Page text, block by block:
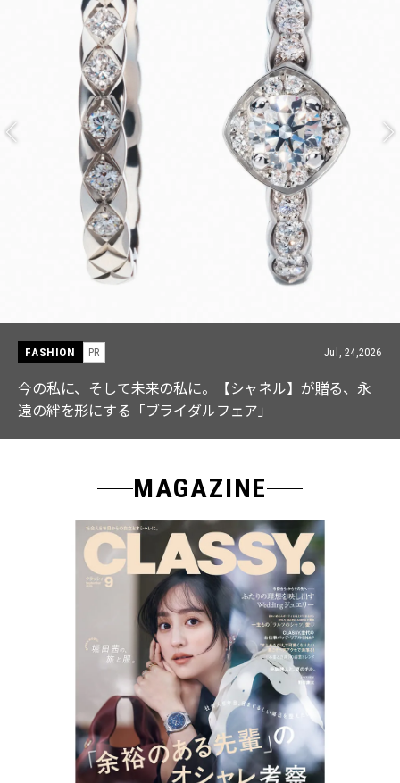
FASHION PR Jul, 15,2026
【ICB】人気インフルエンサーと共同制作! 週5で着たく
なる「名品ブラウス」２選
MAGAZINE